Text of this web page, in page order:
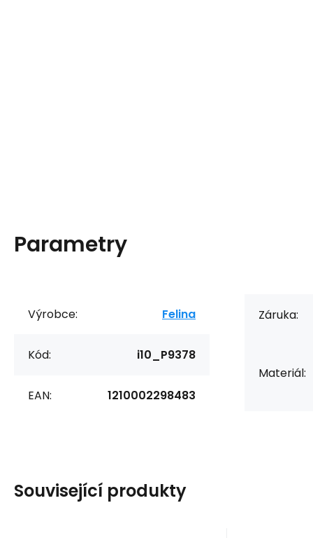
Parametry
Výrobce: Felina
Kód: i10_P9378
EAN: 1210002298483
Záruka:
Materiál:
Související produkty